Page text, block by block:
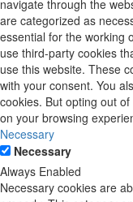
navigate through the
are categorized as
essential for the working
use third-party cookies
use this website. These
with your consent. You
cookies. But opting out
on your browsing
Necessary
Necessary
Always Enabled
Necessary cookies are